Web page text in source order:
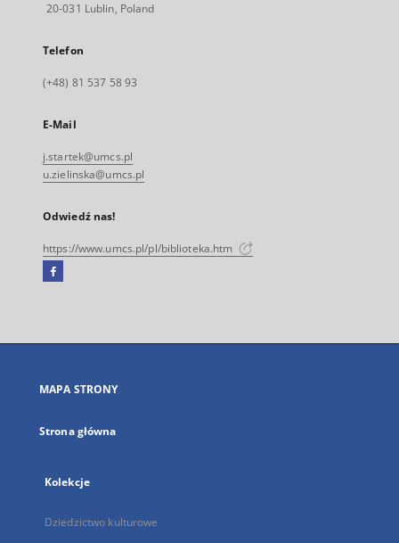
20-031 Lublin, Poland
Telefon
(+48) 81 537 58 93
E-Mail
j.startek@umcs.pl
u.zielinska@umcs.pl
Odwiedź nas!
https://www.umcs.pl/pl/biblioteka.htm
Facebook
się
karcie
MAPA STRONY
Strona główna
Kolekcje
Dziedzictwo kulturowe